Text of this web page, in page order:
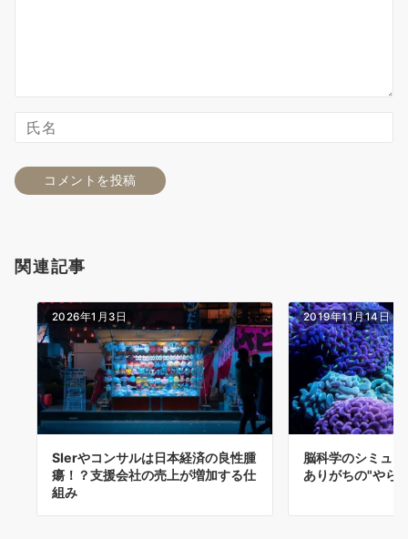
関連記事
2026年1月3日
SIerやコンサルは日本経済の良性腫
瘍！？支援会社の売上が増加する仕
組み
2019年11月14日
脳科学のシミュ
ありがちの"やら